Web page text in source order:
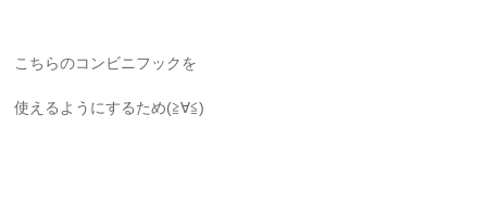
こちらのコンビニフックを
使えるようにするため(≧∀≦)